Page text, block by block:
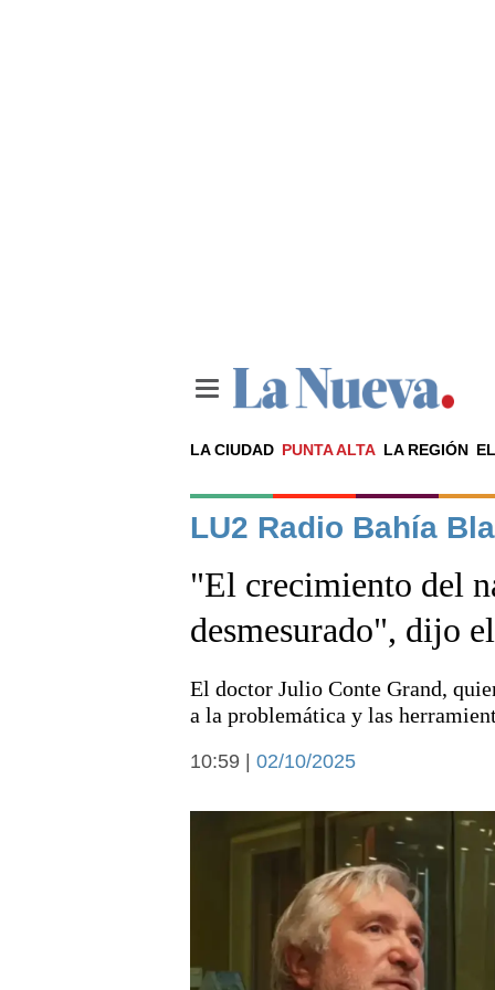
LA CIUDAD PUNTA ALTA LA REGIÓN
Noticias
Deportes
Economía y campo
LU2 Radio Bahía
"El crecimiento del
desmesurado", dijo
El doctor Julio Conte Grand,
a la problemática y las
10:59 | 02/10/2025